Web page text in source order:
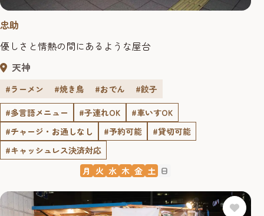
忠助
優しさと情熱の間にあるような屋台
天神
#ラーメン #焼き鳥 #おでん
#餃子
#多言語メニュー
#子連れOK
#車いすOK
#チャージ・お通しなし
#予約可能
#貸切可能
#キャッシュレス決済対応
月 火 水 木 金 土 日